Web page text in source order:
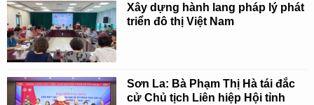
Xây dựng hành lang pháp lý phát
triển đô thị Việt Nam
Sơn La: Bà Phạm Thị Hà tái đắc
cử Chủ tịch Liên hiệp Hội tỉnh